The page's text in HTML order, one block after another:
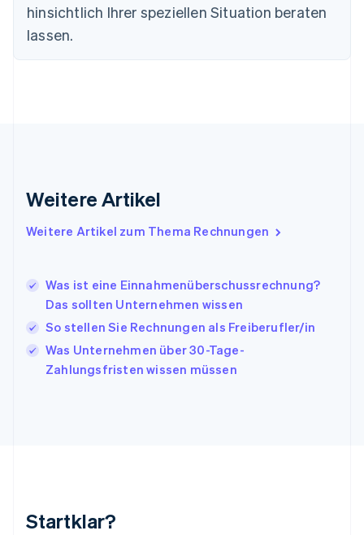
hinsichtlich Ihrer speziellen Situation beraten
lassen.
Weitere Artikel
Weitere Artikel zum Thema Rechnungen
Was ist eine Einnahmenüberschussrechnung?
Das sollten Unternehmen wissen
So stellen Sie Rechnungen als Freiberufler/in
Was Unternehmen über 30-Tage-
Zahlungsfristen wissen müssen
Startklar?
FrançaisEnglish
Gibraltar
Japan
Kanada
EnglishItaliano
Lettland
Liechtenstein
DeutschEnglish
Litauen
Español English